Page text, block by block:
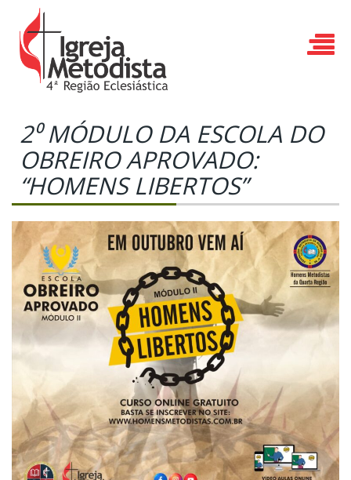
2⁰ MÓDULO DA ESCOLA DO
OBREIRO APROVADO:
“HOMENS LIBERTOS”